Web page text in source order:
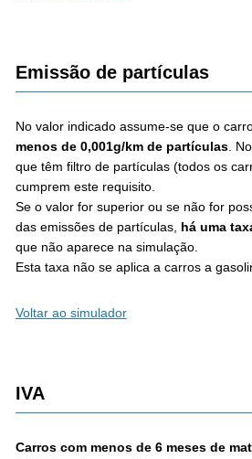
Emissão de partículas
No valor indicado assume-se que o
menos de 0,001g/km de partículas.
que têm filtro de partículas (todos os
cumprem este requisito.
Se o valor for superior ou se não for
das emissões de partículas, há uma
que não aparece na simulação.
Esta taxa não se aplica a carros a
Voltar ao simulador
IVA
Carros com menos de 6 meses de